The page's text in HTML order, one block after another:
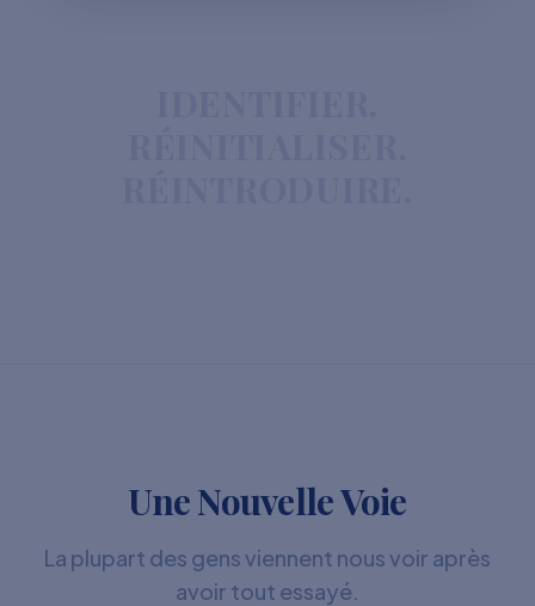
Une Nouvelle Voie
La plupart des gens viennent nous voir après
avoir tout essayé.